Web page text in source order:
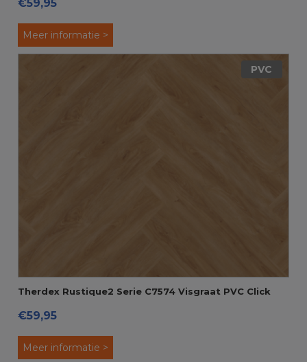
€59,95
Meer informatie >
PVC
Therdex Rustique2 Serie C7574 Visgraat PVC Click
€59,95
Meer informatie >